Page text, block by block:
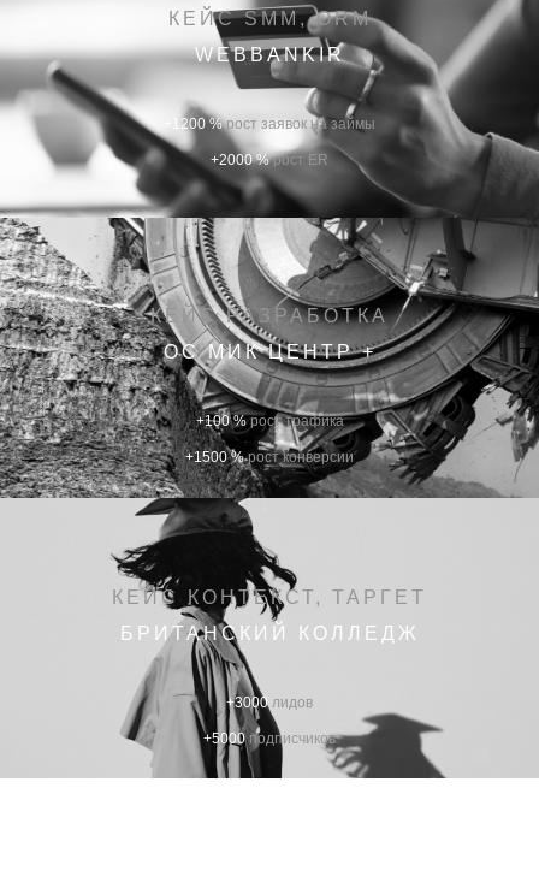
КЕЙС SMM, ORM
WEBBANKIR
+1200 %рост заявок на займы
+2000 %рост ER
КЕЙС РАЗРАБОТКА
ОС МИК ЦЕНТР +
+100 %рост трафика
+1500 %рост конверсии
КЕЙС КОНТЕКСТ, ТАРГЕТ
БРИТАНСКИЙ КОЛЛЕДЖ
+3000 лидов
+5000подписчиков